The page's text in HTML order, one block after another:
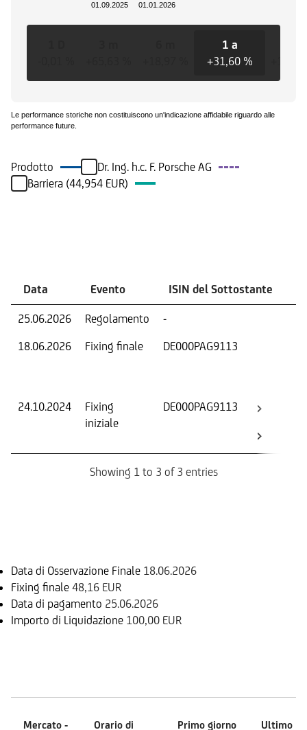
01.01.2026
01.09.2025
1 a
+31,60 %
Le performance storiche non costituiscono un'indicazione affidabile riguardo alle
performance future.
Prodotto
Dr. Ing. h.c. F. Porsche AG
Barriera (44,954 EUR)
Data Evento ISIN del Sottostante
25.06.2026 Regolamento -
18.06.2026
Fixing finale DE000PAG9113
24.10.2024
Fixing
iniziale
DE000PAG9113
Showing 1 to 3 of 3 entries
Data di Osservazione Finale 18.06.2026
Fixing finale 48,16 EUR
Data di pagamento 25.06.2026
Importo di Liquidazione 100,00 EUR
Mercato - Orario di Primo giorno Ultimo